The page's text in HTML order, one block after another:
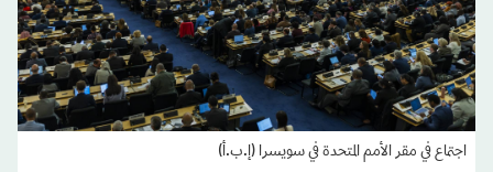
اجتماع في مقر الأمم المتحدة في سويسرا (إ.ب.أ)